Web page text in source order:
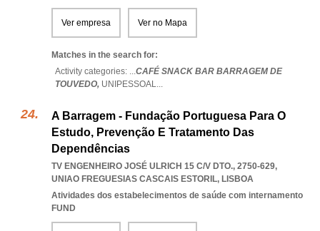
Ver empresa Ver no Mapa
Matches in the search for:
Activity categories: ...CAFÉ SNACK BAR BARRAGEM DE
TOUVEDO, UNIPESSOAL...
A Barragem - Fundação Portuguesa Para O
Estudo, Prevenção E Tratamento Das
Dependências
TV ENGENHEIRO JOSÉ ULRICH 15 C/V DTO., 2750-629,
UNIAO FREGUESIAS CASCAIS ESTORIL, LISBOA
Atividades dos estabelecimentos de saúde com internamento
FUND